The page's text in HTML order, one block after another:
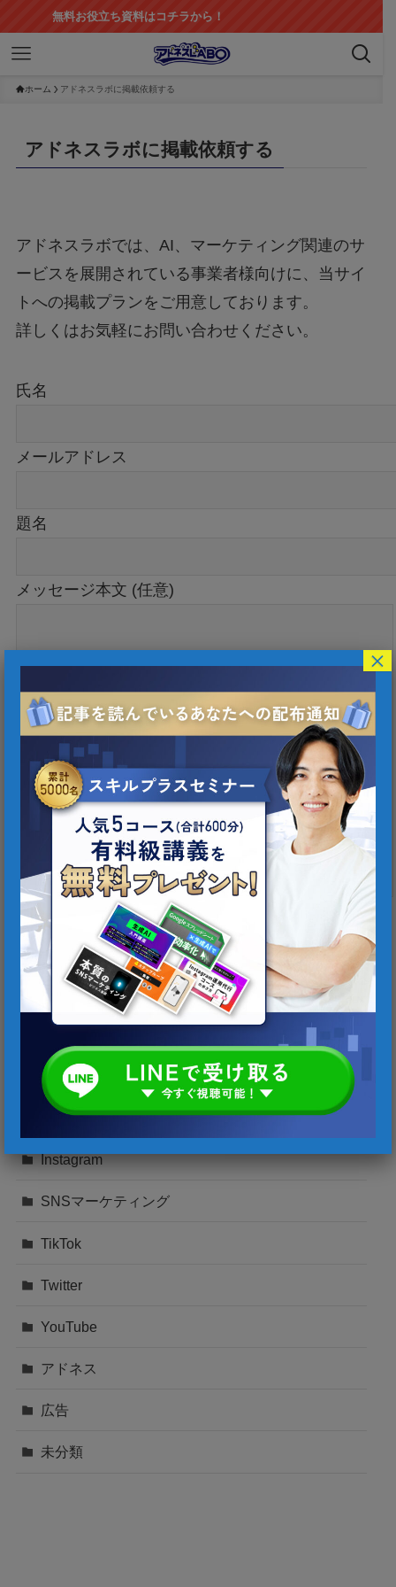
無料お役立ち資料はコチラから！
ホーム アドネスラボに掲載依頼する
アドネスラボに掲載依頼する
アドネスラボでは、AI、マーケティング関連のサ
ービスを展開されている事業者様向けに、当サイ
トへの掲載プランをご用意しております。
詳しくはお気軽にお問い合わせください。
氏名
メールアドレス
題名
メッセージ本文 (任意)
検索
カテゴリー
Instagram
SNSマーケティング
TikTok
Twitter
YouTube
アドネス
広告
未分類
×